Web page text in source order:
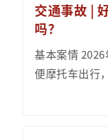
交通事故 |
吗？
基本案情
便摩托车出行
载。行驶途